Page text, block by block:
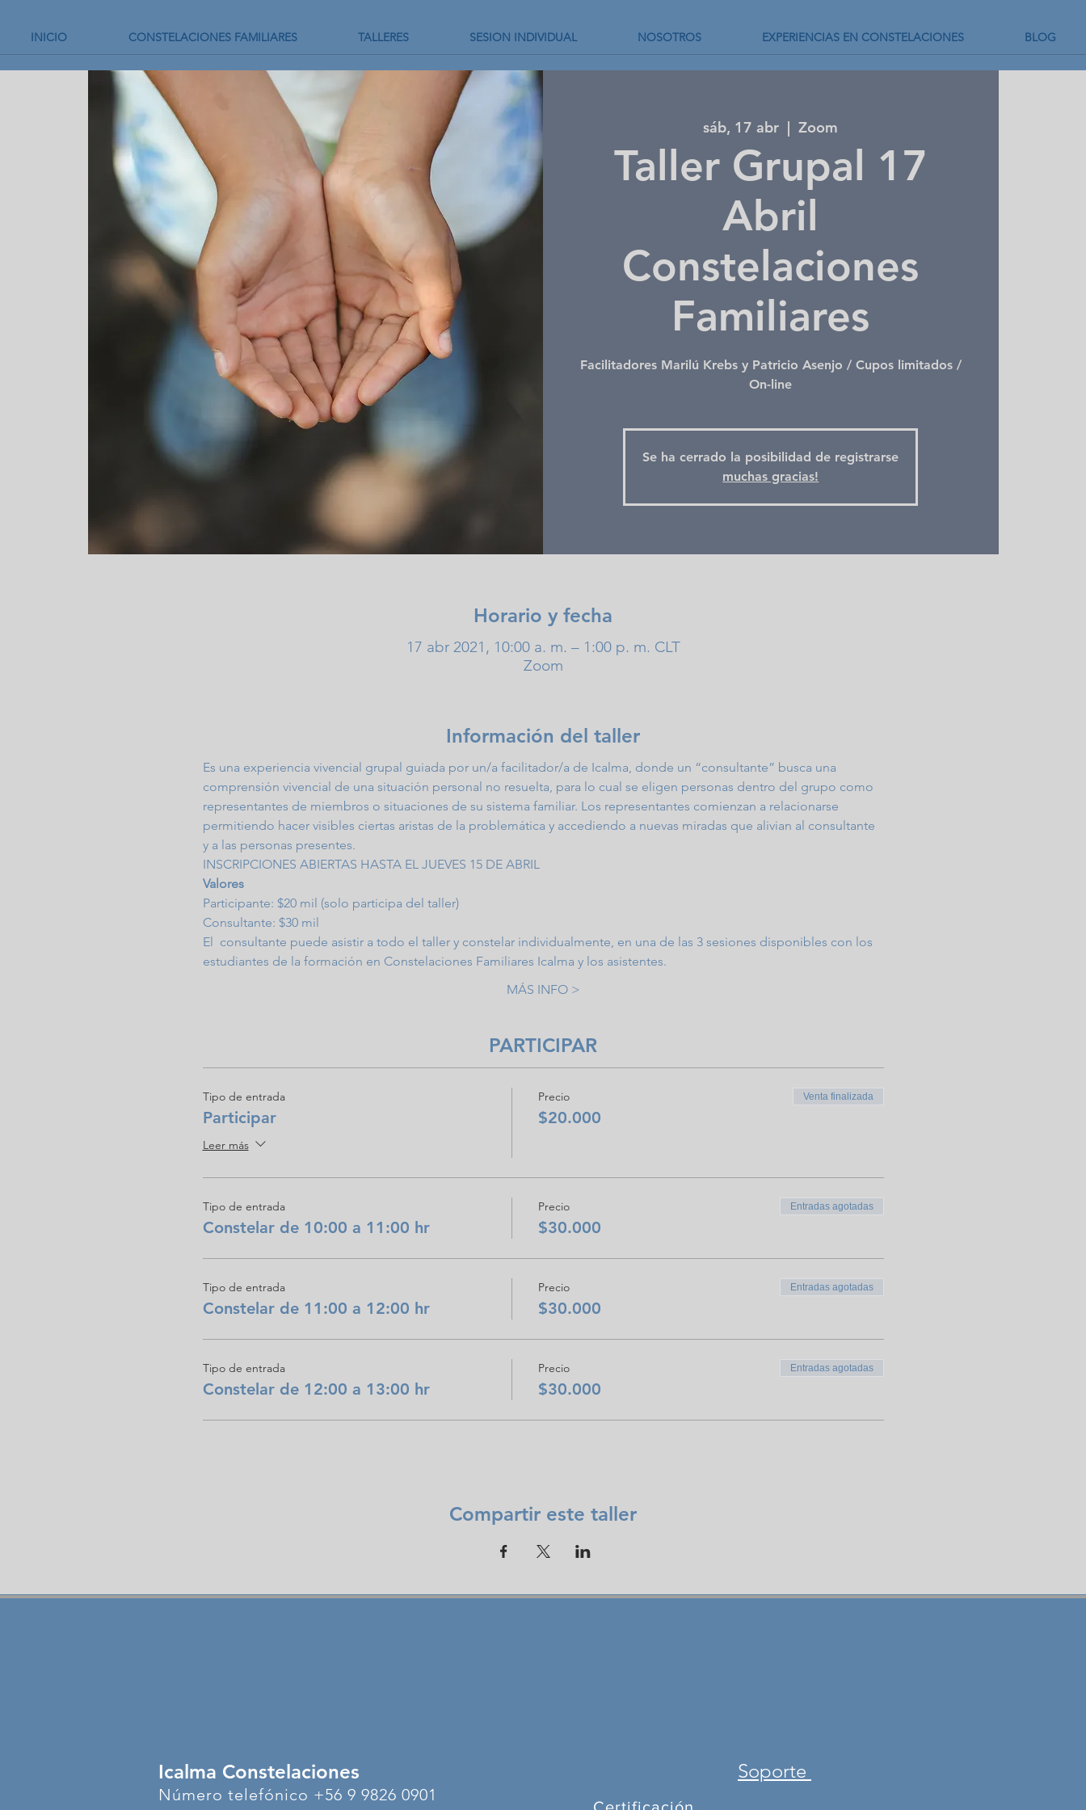
INICIO CONSTELACIONES FAMILIARES TALLERES SESION INDIVIDUAL NOSOTROS EXPERIENCIAS EN CONSTELACIONES BLOG
sáb, 17 abr
  |
Zoom
Taller Grupal 17
Abril
Constelaciones
Familiares
Facilitadores Marilú Krebs y Patricio Asenjo / Cupos limitados /
On-line
Se ha cerrado la posibilidad de registrarse
muchas gracias!
Horario y fecha
17 abr 2021, 10:00 a. m. – 1:00 p. m. CLT
Zoom
Información del taller
Es una experiencia vivencial grupal guiada por un/a facilitador/a de Icalma, donde un “consultante” busca una
comprensión vivencial de una situación personal no resuelta, para lo cual se eligen personas dentro del grupo como
representantes de miembros o situaciones de su sistema familiar. Los representantes comienzan a relacionarse
permitiendo hacer visibles ciertas aristas de la problemática y accediendo a nuevas miradas que alivian al consultante
y a las personas presentes.
INSCRIPCIONES ABIERTAS HASTA EL JUEVES 15 DE ABRIL
Valores
Participante: $20 mil (solo participa del taller)
Consultante: $30 mil
El  consultante puede asistir a todo el taller y constelar individualmente, en una de las 3 sesiones disponibles con los
estudiantes de la formación en Constelaciones Familiares Icalma y los asistentes.
MÁS INFO >
PARTICIPAR
Tipo de entrada
Participar
Leer más
Precio
$20.000
Venta finalizada
Tipo de entrada
Constelar de 10:00 a 11:00 hr
Precio
$30.000
Entradas agotadas
Tipo de entrada
Constelar de 11:00 a 12:00 hr
Precio
$30.000
Entradas agotadas
Tipo de entrada
Constelar de 12:00 a 13:00 hr
Precio
$30.000
Entradas agotadas
Compartir este taller
Icalma Constelaciones
Número telefónico +56 9 9826 0901
Soporte